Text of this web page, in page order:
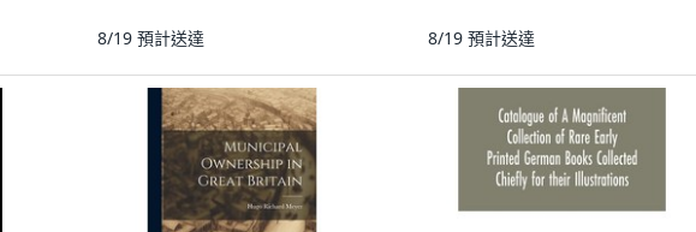
8/19 預計送達 8/19 預計送達